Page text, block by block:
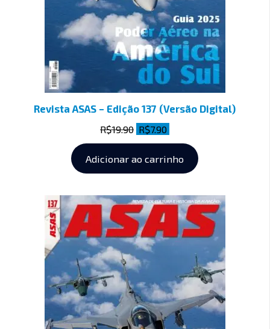
Revista ASAS – Edição 137 (Versão Digital)
R$19.90 R$7.90
Adicionar ao carrinho